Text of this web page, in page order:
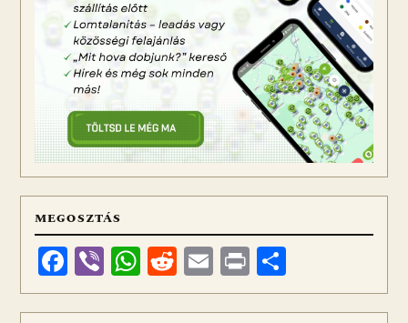
MEGOSZTÁS
Facebook
ViberWhatsApp
Reddit
Email
Print
meg